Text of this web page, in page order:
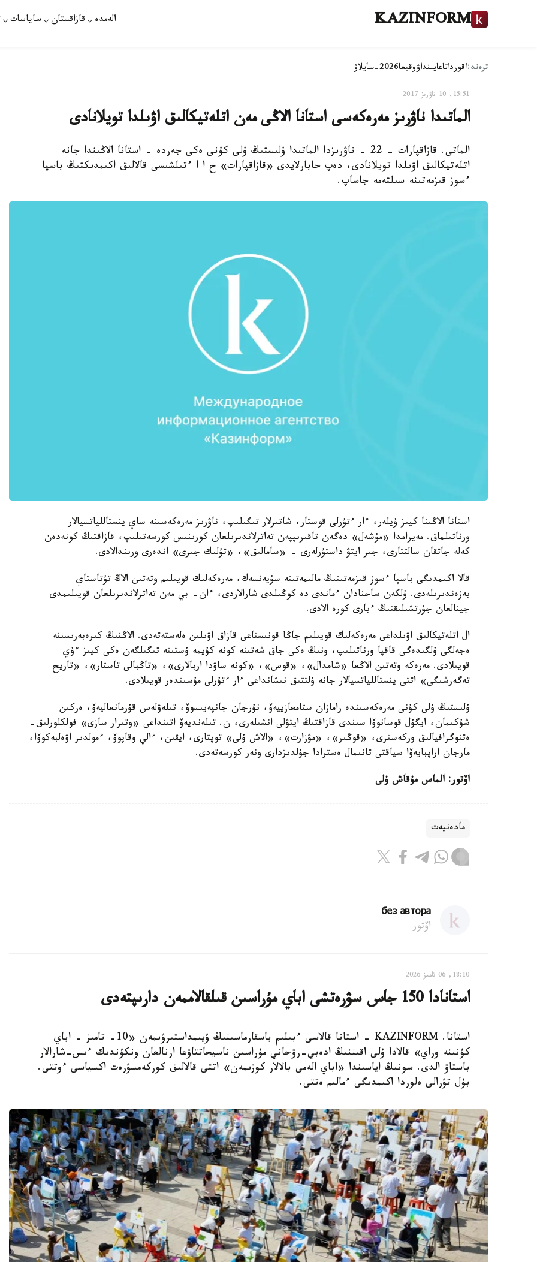
KAZINFORM الەمدە قازاقستان ساياسات
ترەند:اقورداتاعايىنداۋوقيعا2026-سايلاۋ
15:51, 10 ناۋرىز 2017
الماتىدا ناۋرىز مەرەكەسى استانا الاڭى مەن اتلەتيكالىق اۋىلدا تويلانادى
الماتى. قازاقپارات - 22 - ناۋرىزدا الماتىدا ۇلىستىڭ ۇلى كۇنى ەكى جەردە - استانا الاڭىندا جانە
اتلەتيكالىق اۋىلدا تويلانادى، دەپ حابارلايدى «قازاقپارات» ح ا ا ءتىلشىسى قالالىق اكىمدىكتىڭ باسپا
ءسوز قىزمەتىنە سىلتەمە جاساپ.
استانا الاڭىنا كيىز ۇيلەر، ءار ءتۇرلى قوستار، شاتىرلار تىگىلىپ، ناۋرىز مەرەكەسىنە ساي ينستاللياتسيالار
ورناتىلماق. مەيرامدا «مۇشەل» دەگەن تاقىرىپپەن تەاترلاندىرىلعان كورىنىس كورسەتىلىپ، قازاقتىڭ كونەدەن
كەلە جاتقان سالتتارى، جىر ايتۋ داستۇرلەرى - «سامالىق»، «تۇلىك جىرى» اندەرى ورىندالادى.
قالا اكىمدىگى باسپا ءسوز قىزمەتىنىڭ مالىمەتىنە سۇيەنسەك، مەرەكەلىك قويىلىم وتەتىن الاڭ تۇتاستاي
بەزەندىرىلەدى. ۇلكەن ساحنادان ءماندى دە كوڭىلدى شارالاردى، ءان- بي مەن تەاترلاندىرىلعان قويىلىمدى
جينالعان جۇرتشىلىقتىڭ ءبارى كورە الادى.
ال اتلەتيكالىق اۋىلداعى مەرەكەلىك قويىلىم جاڭا قونىستاعى قازاق اۋىلىن ەلەستەتەدى. الاڭنىڭ كىرەبەرىسىنە
ەجەلگى ۇلگىدەگى قاقپا ورناتىلىپ، ونىڭ ەكى جاق شەتىنە كونە كۇيمە ۇستىنە تىگىلگەن ەكى كيىز ءۇي
قويىلادى. مەرەكە وتەتىن الاڭعا «شامدال»، «قوس»، «كونە ساۋدا اربالارى»، «تاڭبالى تاستار»، «تاريح
تەگەرشىگى» اتتى ينستاللياتسيالار جانە ۇلتتىق نىشانداعى ءار ءتۇرلى مۇسىندەر قويىلادى.
ۇلىستىڭ ۇلى كۇنى مەرەكەسىندە رامازان ستامعازييەۆ، نۇرجان جانپەيىسوۆ، تىلەۋلەس قۇرمانعاليەۆ، ەركىن
شۇكىمان، ايگۇل قوسانوۆا سىندى قازاقتىڭ ايتۋلى انشىلەرى، ن. تىلەنديەۆ اتىنداعى «وتىرار سازى» فولكلورلىق-
ەتنوگرافيالىق وركەسترى، «قوڭىر»، «مۋزارت»، «الاش ۇلى» توپتارى، ايقىن، ءالي وقاپوۆ، ءمولدىر اۋەلبەكوۆا،
مارجان اراپبايەۆا سياقتى تانىمال ەسترادا جۇلدىزدارى ونەر كورسەتەدى.
اۆتور: الماس مۇقاش ۇلى
مادەنيەت
без автора
اۆتور
18:10, 06 تامىز 2026
استانادا 150 جاس سۋرەتشى اباي مۇراسىن قىلقالاممەن دارىپتەدى
استانا. KAZINFORM - استانا قالاسى ءبىلىم باسقارماسىنىڭ ۇيىمداستىرۋىمەن «10- تامىز - اباي
كۇنىنە وراي» قالادا ۇلى اقىننىڭ ادەبي-رۋحاني مۇراسىن ناسيحاتتاۋعا ارنالعان ونكۇندىك ءىس-شارالار
باستاۋ الدى. سونىڭ اياسىندا «اباي الەمى بالالار كوزىمەن» اتتى قالالىق كوركەمسۋرەت اكسياسى ءوتتى.
بۇل تۋرالى ەلوردا اكىمدىگى ءمالىم ەتتى.